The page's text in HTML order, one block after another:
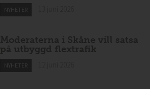
NYHETER
Moderaterna i Skåne vill satsa
på utbyggd flextrafik
NYHETER